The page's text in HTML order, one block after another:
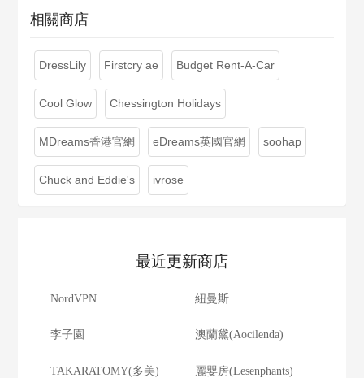
相關商店
DressLily Firstcry ae Budget Rent-A-Car
Cool Glow Chessington Holidays
MDreams香港官網 eDreams英國官網 soohap
Chuck and Eddie's ivrose
最近更新商店
NordVPN 紐曼斯
李子園 澳蘭黛(Aocilenda)
TAKARATOMY(多美) 麗嬰房(Lesenphants)